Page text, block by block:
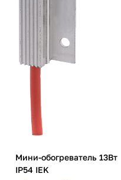
Мини-обогреватель 13Вт
IP54 IEK